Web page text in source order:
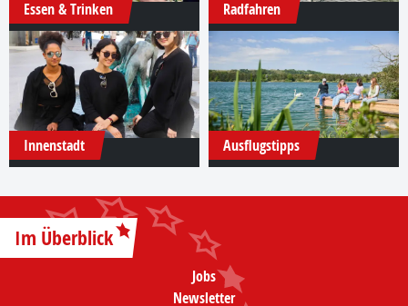
Essen & Trinken Radfahren
Innenstadt Ausflugstipps
Im Überblick
Jobs
Newsletter